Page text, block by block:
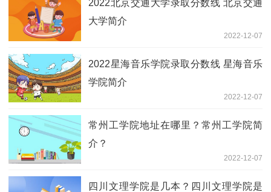
2022北京交通大学录取分数线 北京交通
大学简介
2022-12-07
2022星海音乐学院录取分数线 星海音乐
学院简介
2022-12-07
常州工学院地址在哪里？常州工学院简
介？
2022-12-07
四川文理学院是几本？四川文理学院是